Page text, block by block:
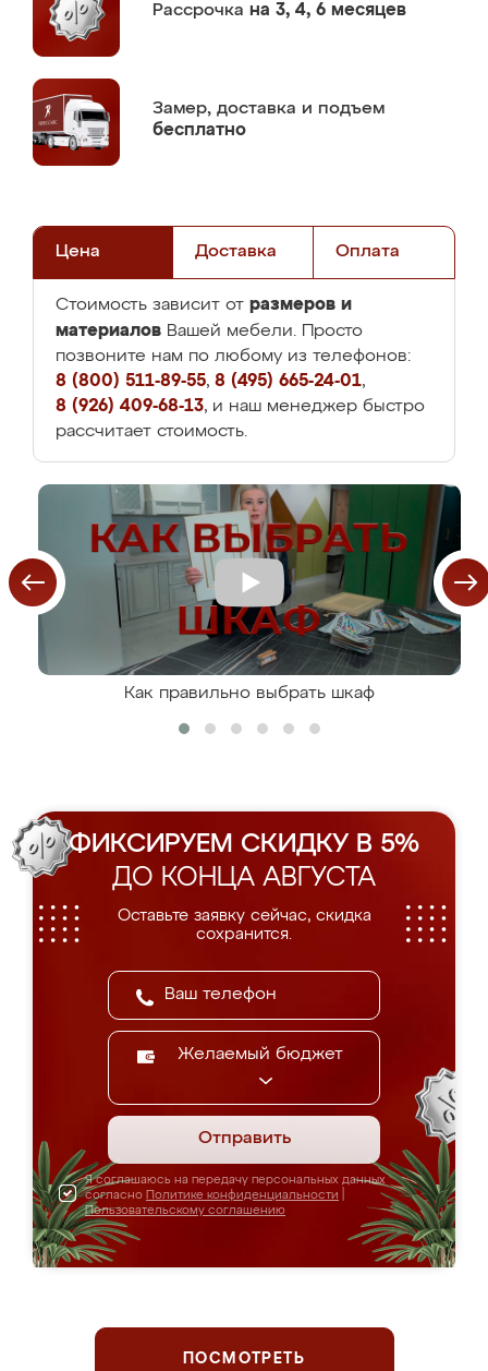
Рассрочка на 3, 4, 6 месяцев
Замер, доставка и подъем
бесплатно
Цена Доставка Оплата
Стоимость зависит от размеров и
материалов Вашей мебели. Просто
позвоните нам по любому из телефонов:
8 (800) 511-89-55, 8 (495) 665-24-01,
8 (926) 409-68-13, и наш менеджер быстро
рассчитает стоимость.
Как правильно выбрать шкаф
ФИКСИРУЕМ СКИДКУ В 5%
ДО КОНЦА АВГУСТА
Оставьте заявку сейчас, скидка
сохранится.
Желаемый бюджет
Отправить
Я соглашаюсь на передачу персональных данных
согласно Политике конфиденциальности
Пользовательскому соглашению
ПОСМОТРЕТЬ